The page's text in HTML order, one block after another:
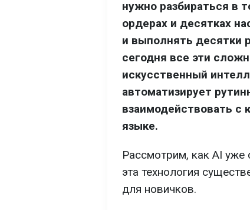
нужно разбираться в
ордерах и десятках
и выполнять десятки
сегодня все эти
искусственный
автоматизирует
взаимодействовать с
языке.
Рассмотрим, как AI уже
эта технология
для новичков.